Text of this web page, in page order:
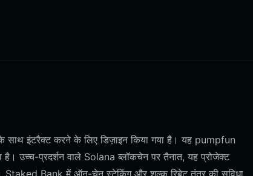
इंटरैक्ट करने के लिए डिज़ाइन किया गया है। यह pumpfun
है। उच्च-प्रदर्शन वाले Solana ब्लॉकचेन पर तैनात, यह प्रोजेक्ट
है। Staked Bank में ऑन-चेन स्टेकिंग और शुल्क रिबेट तंत्र की सुविधा